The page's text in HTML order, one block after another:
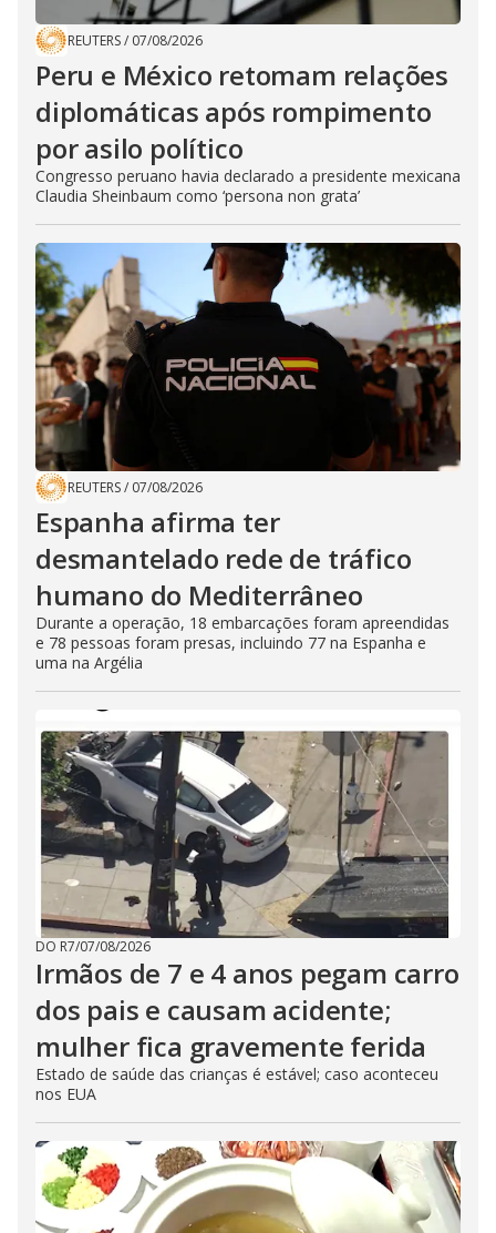
REUTERS/ 07/08/2026
Peru e México retomam relações
diplomáticas após rompimento
por asilo político
Congresso peruano havia declarado a presidente mexicana
Claudia Sheinbaum como ‘persona non grata’
REUTERS/ 07/08/2026
Espanha afirma ter
desmantelado rede de tráfico
humano do Mediterrâneo
Durante a operação, 18 embarcações foram apreendidas
e 78 pessoas foram presas, incluindo 77 na Espanha e
uma na Argélia
DO R7/07/08/2026
Irmãos de 7 e 4 anos pegam carro
dos pais e causam acidente;
mulher fica gravemente ferida
Estado de saúde das crianças é estável; caso aconteceu
nos EUA